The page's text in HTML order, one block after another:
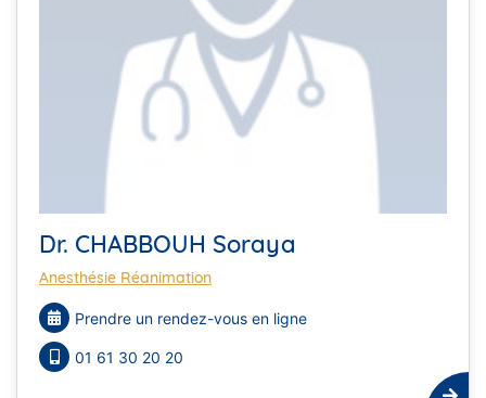
Dr. CHABBOUH Soraya
Anesthésie Réanimation
Prendre un rendez-vous en ligne
01 61 30 20 20